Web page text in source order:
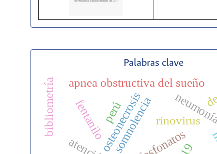
Palabras clave
osteonecrosis
apnea obstructiva del sueño
somnolencia rinovirus
bibliometría perú
fentanilo